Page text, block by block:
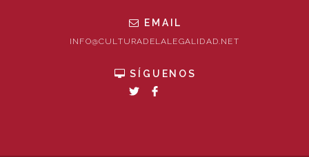
EMAIL
INFO@CULTURADELALEGALIDAD.NET
SÍGUENOS